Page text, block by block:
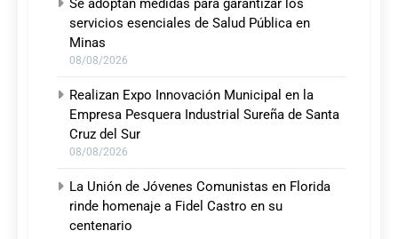
servicios esenciales de Salud Pública en
Minas
08/08/2026
Realizan Expo Innovación Municipal en la
Empresa Pesquera Industrial Sureña de Santa
Cruz del Sur
08/08/2026
La Unión de Jóvenes Comunistas en Florida
rinde homenaje a Fidel Castro en su
centenario